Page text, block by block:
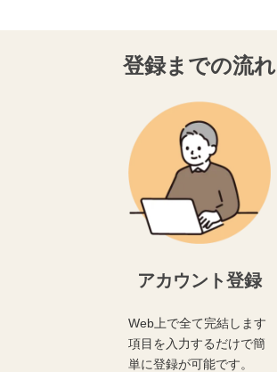
登録までの流れ
アカウント登録
Web上で全て完結します
項目を入力するだけで簡
単に登録が可能です。